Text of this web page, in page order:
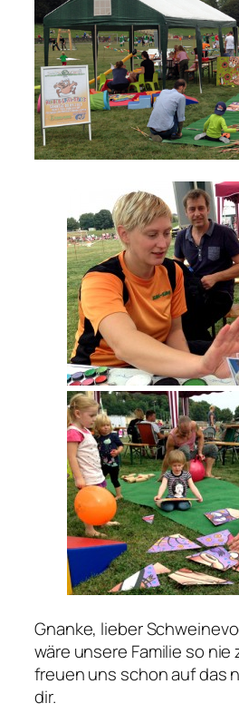
Gnanke, lieber
wäre unsere Familie so nie
freuen uns schon auf das
dir.